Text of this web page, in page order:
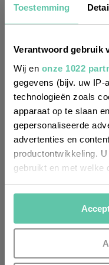
Toestemming
Verantwoord gebruik
Wij en onze 1022
gegevens (bijv. uw IP-
technologieën zoals
apparaat op te slaan
gepersonaliseerde
advertenties en
productontwikkeling.
gebruikt en met welke
Als u het toestaat,
Informatie
locatie, die tot
Uw apparaat
scannen op
reisinspiratie
5 markante
Camargue
22 AUGUSTUS 2024
Wil je altijd als
van de laatste
en
je dan aan